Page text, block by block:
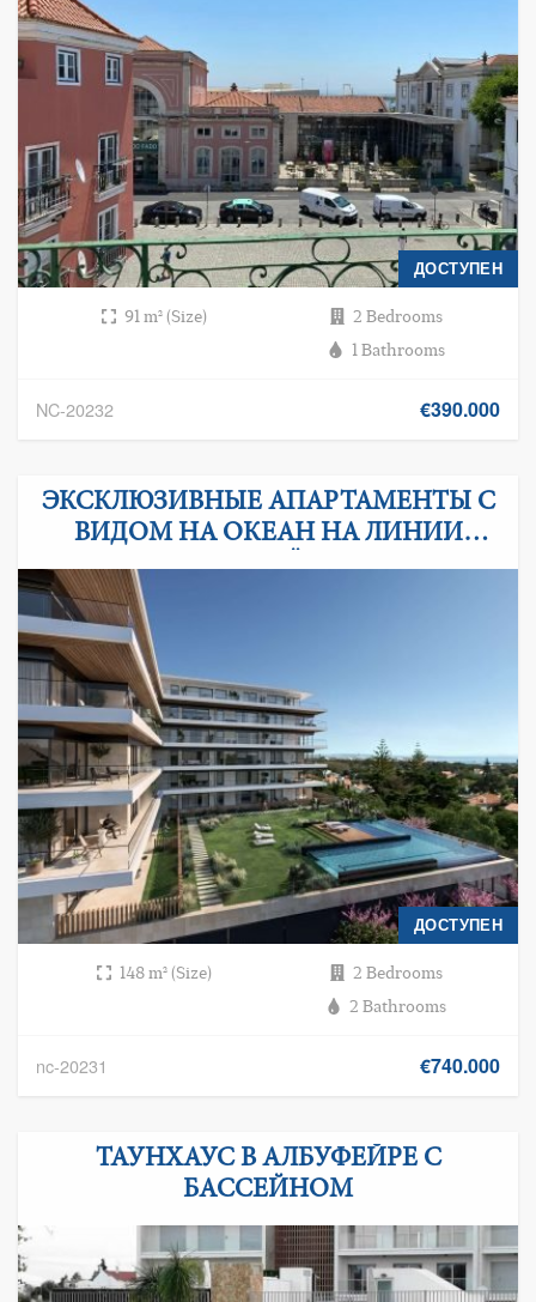
ДОСТУПЕН
91 m² (Size)
2 Bedrooms
1 Bathrooms
NC-20232 €390.000
ЭКСКЛЮЗИВНЫЕ АПАРТАМЕНТЫ С
ВИДОМ НА ОКЕАН НА ЛИНИИ
КАШКАЙША
ДОСТУПЕН
148 m² (Size)
2 Bedrooms
2 Bathrooms
nc-20231 €740.000
ТАУНХАУС В АЛБУФЕЙРЕ C
БАССЕЙНОМ